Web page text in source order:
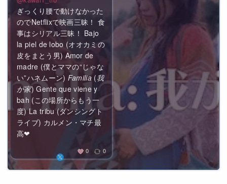
ぎっくり腰で動けなかった
のでNetflixで映画三昧！ 食
事はシリアル三昧！ Bajo
la piel de lobo (オオカミの
皮をまとう男) Amor de
madre (僕とママの“じゃな
い”ハネムーン) Familia (我
が家) Gente que viene y
bah (この場所からもう一
度) La tribu (ダンシングト
ライブ) カルメン・マチ最
高❤
0 0